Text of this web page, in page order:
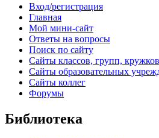
Вход/регистрация
Главная
Мой мини-сайт
Ответы на вопросы
Поиск по сайту
Сайты классов, групп,
Сайты образовательных
Сайты коллег
Форумы
Библиотека